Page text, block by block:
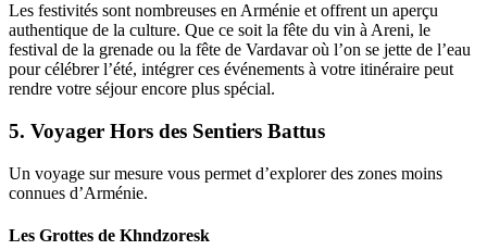
Les festivités sont nombreuses en Arménie et offrent un aperçu
authentique de la culture. Que ce soit la fête du vin à Areni, le
festival de la grenade ou la fête de Vardavar où l’on se jette de l’eau
pour célébrer l’été, intégrer ces événements à votre itinéraire peut
rendre votre séjour encore plus spécial.
5. Voyager Hors des Sentiers Battus
Un voyage sur mesure vous permet d’explorer des zones moins
connues d’Arménie.
Les Grottes de Khndzoresk